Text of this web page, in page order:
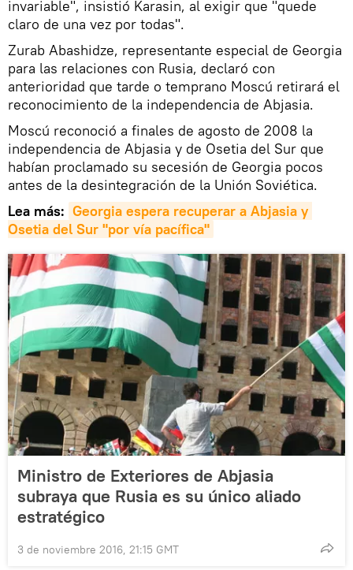
invariable", insistió Karasin, al exigir que "quede
claro de una vez por todas".
Zurab Abashidze, representante especial de Georgia
para las relaciones con Rusia, declaró con
anterioridad que tarde o temprano Moscú retirará el
reconocimiento de la independencia de Abjasia.
Moscú reconoció a finales de agosto de 2008 la
independencia de Abjasia y de Osetia del Sur que
habían proclamado su secesión de Georgia pocos
antes de la desintegración de la Unión Soviética.
Lea más: Georgia espera recuperar a Abjasia y
Osetia del Sur "por vía pacífica"
Ministro de Exteriores de Abjasia
subraya que Rusia es su único aliado
estratégico
3 de noviembre 2016, 21:15 GMT